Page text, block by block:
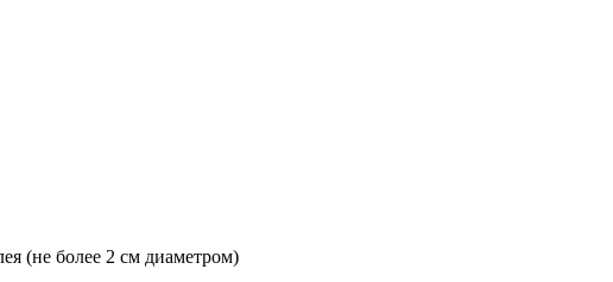
(не более 2 см диаметром)